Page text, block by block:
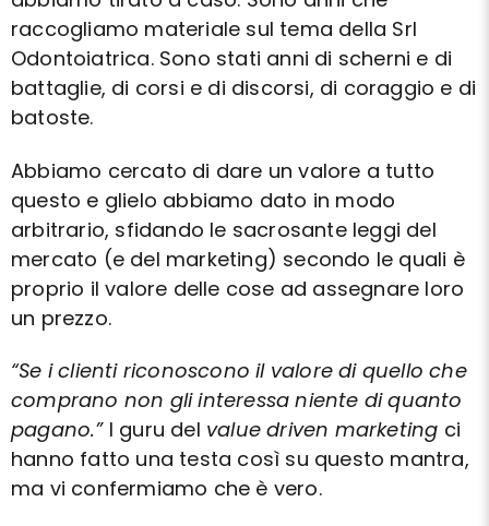
raccogliamo materiale sul tema della Srl
Odontoiatrica. Sono stati anni di scherni e di
battaglie, di corsi e di discorsi, di coraggio e di
batoste.
Abbiamo cercato di dare un valore a tutto
questo e glielo abbiamo dato in modo
arbitrario, sfidando le sacrosante leggi del
mercato (e del marketing) secondo le quali è
proprio il valore delle cose ad assegnare loro
un prezzo.
“Se i clienti riconoscono il valore di quello che
comprano non gli interessa niente di quanto
pagano.”I guru del value driven marketing ci
hanno fatto una testa così su questo mantra,
ma vi confermiamo che è vero.